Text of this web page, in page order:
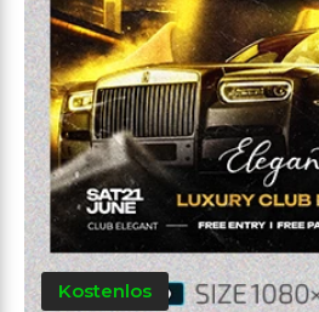
Kostenlos